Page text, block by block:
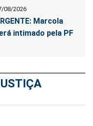
08/2026
Marcola
intimado pela PF